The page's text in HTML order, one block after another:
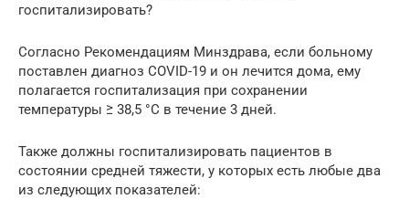
госпитализировать?
Согласно Рекомендациям Минздрава, если больному
поставлен диагноз COVID-19 и он лечится дома, ему
полагается госпитализация при сохранении
температуры ≥ 38,5 °C в течение 3 дней.
Также должны госпитализировать пациентов в
состоянии средней тяжести, у которых есть любые два
из следующих показателей: